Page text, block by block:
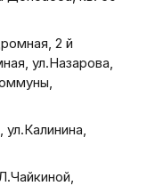
2 й
ул.Назарова,